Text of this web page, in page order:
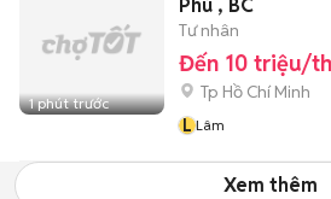
1 phút trước
Phú , BC
Tư nhân
Đến 10 triệu/
Tp Hồ Chí Minh
L Lâm
Xem thêm